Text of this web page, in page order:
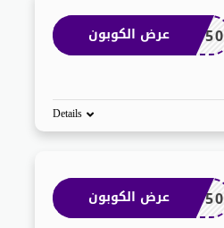
SALON50عرض الكوبون
Details
SALON50عرض الكوبون